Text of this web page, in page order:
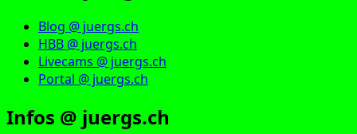
Blog @ juergs.ch
HBB @ juergs.ch
Livecams @ juergs.ch
Portal @ juergs.ch
Infos @ juergs.ch